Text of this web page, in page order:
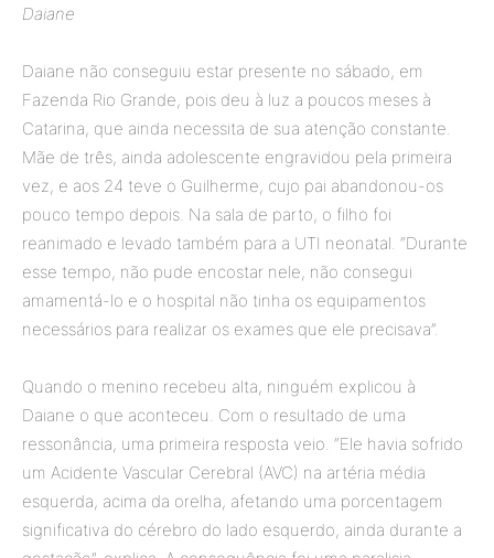
Daiane
Daiane não conseguiu estar presente no sábado, em
Fazenda Rio Grande, pois deu à luz a poucos meses à
Catarina, que ainda necessita de sua atenção constante.
Mãe de três, ainda adolescente engravidou pela primeira
vez, e aos 24 teve o Guilherme, cujo pai abandonou-os
pouco tempo depois. Na sala de parto, o filho foi
reanimado e levado também para a UTI neonatal. “Durante
esse tempo, não pude encostar nele, não consegui
amamentá-lo e o hospital não tinha os equipamentos
necessários para realizar os exames que ele precisava”.
Quando o menino recebeu alta, ninguém explicou à
Daiane o que aconteceu. Com o resultado de uma
ressonância, uma primeira resposta veio. “Ele havia sofrido
um Acidente Vascular Cerebral (AVC) na artéria média
esquerda, acima da orelha, afetando uma porcentagem
significativa do cérebro do lado esquerdo, ainda durante a